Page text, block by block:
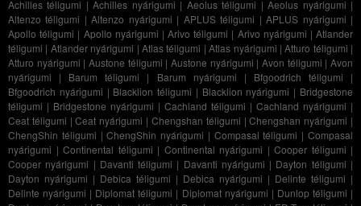
Achilles téligumi |Achilles nyárigumi | Aeolus téligumi |Aeolus nyárigumi |
Altenzo téligumi |Altenzo nyárigumi | APLUS téligumi |APLUS nyárigumi |
Apollo téligumi | Apollo nyárigumi |Arivo téligumi | Arivo nyárigumi |Atlander
téligumi | Atlander nyárigumi | Atlas téligumi |Atlas nyárigumi |Atturo téligumi |
Atturo nyárigumi |Austone téligumi |Austone nyárigumi |Avon téligumi |Avon
nyárigumi | Barum téligumi | Barum nyárigumi | Bfgoodrich téligumi |
Bfgoodrich nyárigumi | Blacklion téligumi | Blacklion nyárigumi | Bridgestone
téligumi | Bridgestone nyárigumi | Cachland téligumi | Cachland nyárigumi |
Ceat téligumi |Ceat nyárigumi | Chengshan téligumi |Chengshan nyárigumi |
ChengShin téligumi |ChengShin nyárigumi | Compasal téligumi |Compasal
nyárigumi | Continental téligumi | Continental nyárigumi | Cooper téligumi |
Cooper nyárigumi | Davanti téligumi | Davanti nyárigumi | Dayton téligumi |
Dayton nyárigumi | Debica téligumi | Debica nyárigumi | Delinte téligumi |
Delinte nyárigumi | Diplomat téligumi | Diplomat nyárigumi | Dunlop téligumi |